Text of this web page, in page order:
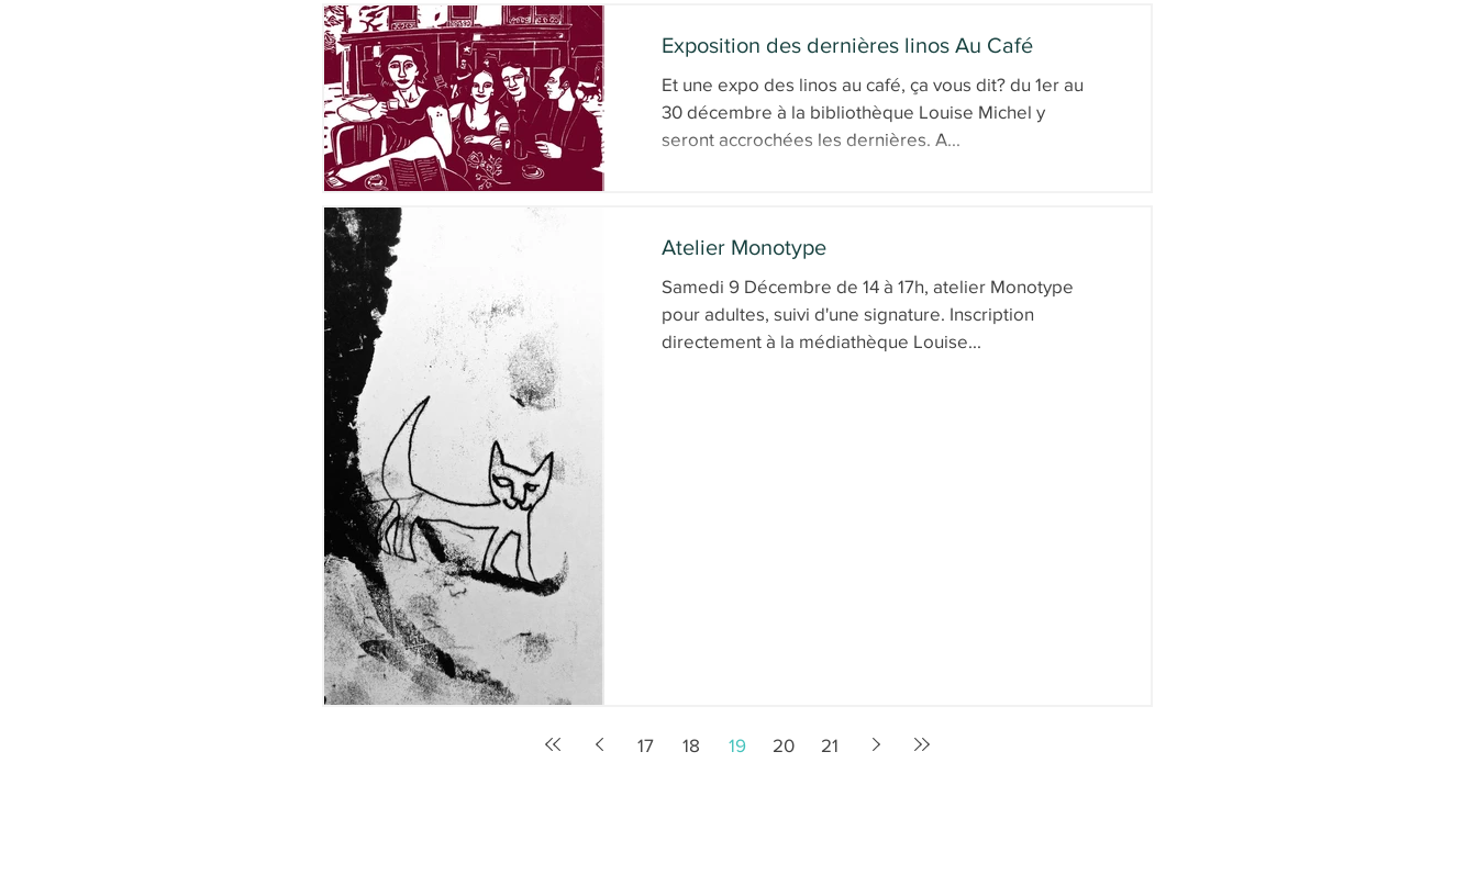
Exposition des dernières linos Au Café
Et une expo des linos au café, ça vous dit? du 1er au
30 décembre à la bibliothèque Louise Michel y
seront accrochées les dernières. A...
Atelier Monotype
Samedi 9 Décembre de 14 à 17h, atelier Monotype
pour adultes, suivi d'une signature. Inscription
directement à la médiathèque Louise...
17 18 19 20 21